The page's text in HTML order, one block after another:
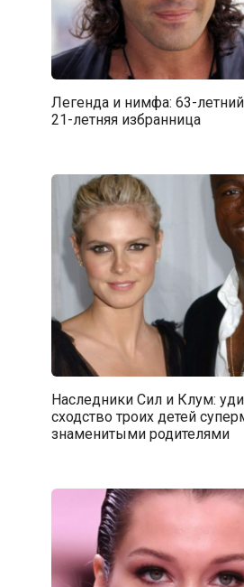
Легенда и нимфа: 63-
21-летняя избранница
Наследники Сил и Клум:
сходство троих детей
знаменитыми родителями